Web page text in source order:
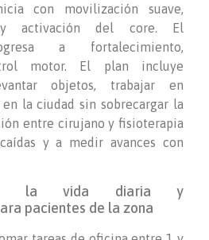
con movilización suave,
activación del core. El
a fortalecimiento,
motor. El plan incluye
objetos, trabajar en
la ciudad sin sobrecargar la
entre cirujano y fisioterapia
y a medir avances con
a la vida diaria y
pacientes de la zona